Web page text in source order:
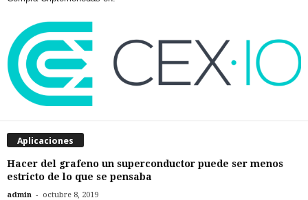
Aplicaciones
Hacer del grafeno un superconductor puede ser menos
estricto de lo que se pensaba
admin - octubre 8, 2019